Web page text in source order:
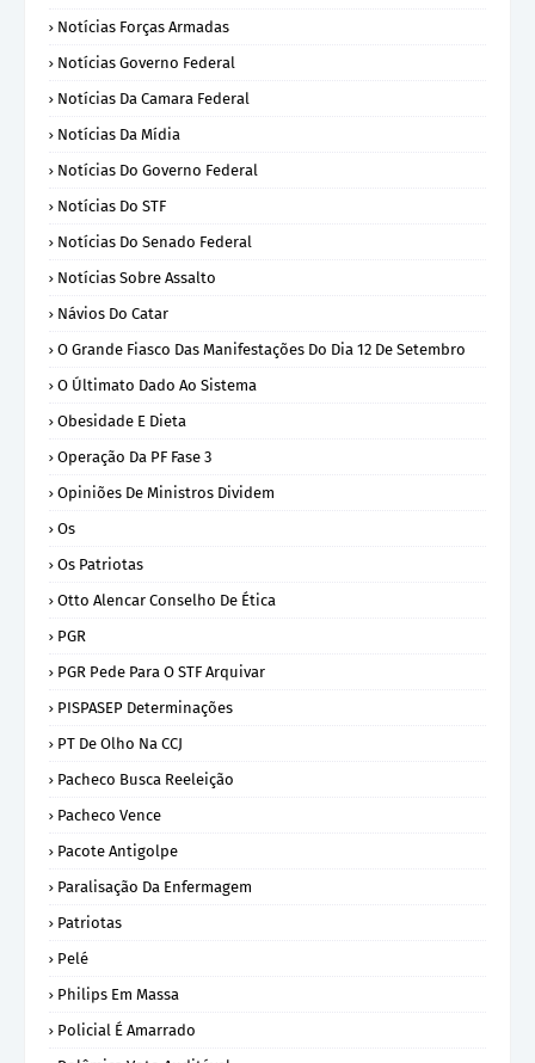
Notícias Forças Armadas
Notícias Governo Federal
Notícias Da Camara Federal
Notícias Da Mídia
Notícias Do Governo Federal
Notícias Do STF
Notícias Do Senado Federal
Notícias Sobre Assalto
Návios Do Catar
O Grande Fiasco Das Manifestações Do Dia 12 De Setembro
O Últimato Dado Ao Sistema
Obesidade E Dieta
Operação Da PF Fase 3
Opiniões De Ministros Dividem
Os
Os Patriotas
Otto Alencar Conselho De Ética
PGR
PGR Pede Para O STF Arquivar
PISPASEP Determinações
PT De Olho Na CCJ
Pacheco Busca Reeleição
Pacheco Vence
Pacote Antigolpe
Paralisação Da Enfermagem
Patriotas
Pelé
Philips Em Massa
Policial É Amarrado